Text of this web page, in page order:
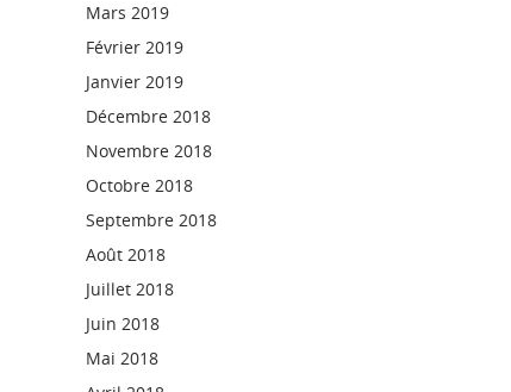
Mars 2019
Février 2019
Janvier 2019
Décembre 2018
Novembre 2018
Octobre 2018
Septembre 2018
Août 2018
Juillet 2018
Juin 2018
Mai 2018